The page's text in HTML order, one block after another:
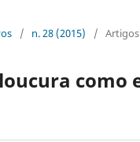
/ n. 28 (2015) / Artigos
como